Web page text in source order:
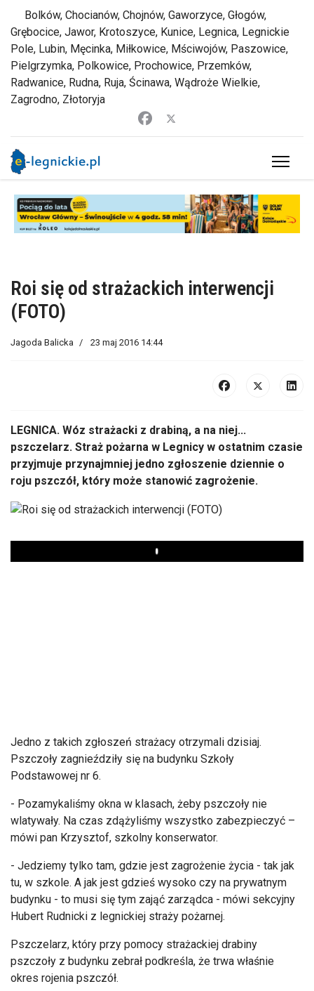
Bolków, Chocianów, Chojnów, Gaworzyce, Głogów,
Grębocice, Jawor, Krotoszyce, Kunice, Legnica, Legnickie
Pole, Lubin, Męcinka, Miłkowice, Mściwojów, Paszowice,
Pielgrzymka, Polkowice, Prochowice, Przemków,
Radwanice, Rudna, Ruja, Ścinawa, Wądroże Wielkie,
Zagrodno, Złotoryja
Roi się od strażackich interwencji
(FOTO)
Jagoda Balicka 23 maj 2016 14:44
LEGNICA. Wóz strażacki z drabiną, a na niej...
pszczelarz. Straż pożarna w Legnicy w ostatnim czasie
przyjmuje przynajmniej jedno zgłoszenie dziennie o
roju pszczół, który może stanowić zagrożenie.
Play
Jedno z takich zgłoszeń strażacy otrzymali dzisiaj.
Pszczoły zagnieździły się na budynku Szkoły
Podstawowej nr 6.
- Pozamykaliśmy okna w klasach, żeby pszczoły nie
wlatywały. Na czas zdążyliśmy wszystko zabezpieczyć –
mówi pan Krzysztof, szkolny konserwator.
- Jedziemy tylko tam, gdzie jest zagrożenie życia - tak jak
tu, w szkole. A jak jest gdzieś wysoko czy na prywatnym
budynku - to musi się tym zająć zarządca - mówi sekcyjny
Hubert Rudnicki z legnickiej straży pożarnej.
Pszczelarz, który przy pomocy strażackiej drabiny
pszczoły z budynku zebrał podkreśla, że trwa właśnie
okres rojenia pszczół.